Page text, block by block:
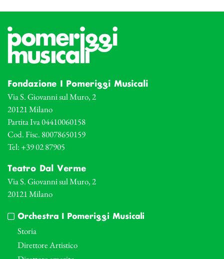
Fondazione I Pomeriggi Musicali
Via S. Giovanni sul Muro, 2
20121 Milano
Partita Iva 04410060158
Cod. Fisc. 80078650159
Tel: +39 02 87905
Teatro Dal Verme
Via S. Giovanni sul Muro, 2
20121 Milano
Orchestra I Pomeriggi Musicali
Storia
Direttore Artistico